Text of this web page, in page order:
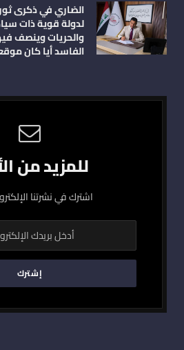
الضاري في ذكرى
لدولة قوية ذات
والحريات وينصف
الفاسد أيا كان
للمزيد من
اشترك في نشرتنا